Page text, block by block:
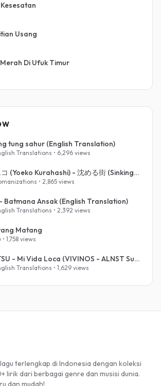
Usang
Di Ufuk Timur
tung sahur (English Translation)
Translations • 6,296 views
倉橋ヨエコ (Yoeko Kurahashi) - 沈める街 (Sinking Town) (Romanized)
• 2,865 views
Batmana Ansak (English Translation)
Translations • 2,392 views
Matang
1,758 views
AKUGETSU - Mi Vida Loca (VIVINOS - ALNST Sub : Till Part.1)
Translations • 1,629 views
terlengkap di Indonesia dengan koleksi
lirik dari berbagai genre dan musisi dunia.
dan mudah!